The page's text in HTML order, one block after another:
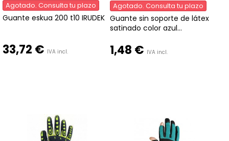
Agotado. Consulta tu plazo
Guante eskua 200 t10 IRUDEK
33,72 € IVA incl.
Agotado. Consulta tu plazo
Guante sin soporte de látex
satinado color azul...
1,48 € IVA incl.